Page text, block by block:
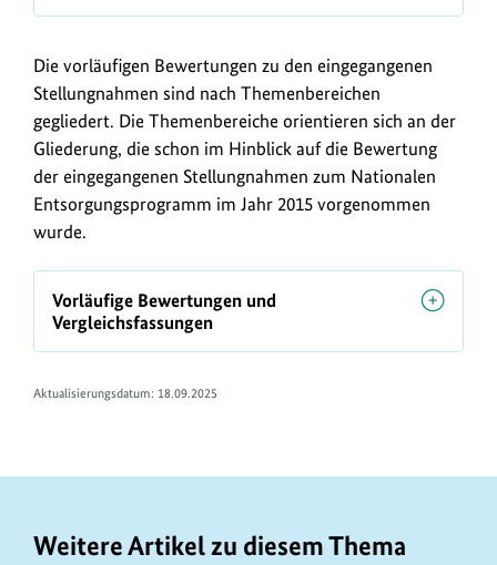
Die vorläufigen Bewertungen zu den eingegangenen
Stellungnahmen sind nach Themenbereichen
gegliedert. Die Themenbereiche orientieren sich an der
Gliederung, die schon im Hinblick auf die Bewertung
der eingegangenen Stellungnahmen zum Nationalen
Entsorgungsprogramm im Jahr 2015 vorgenommen
wurde.
Vorläufige Bewertungen und
Vergleichsfassungen
Aktualisierungsdatum: 18.09.2025
Weitere Artikel zu diesem Thema